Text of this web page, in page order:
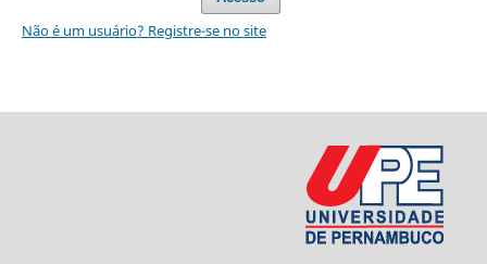
Não é um usuário? Registre-se no site